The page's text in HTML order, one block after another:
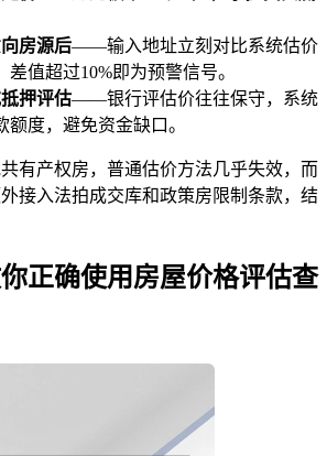
房源后——输入地址立刻对比系统估价
差值超过10%即为预警信号。
押评估——银行评估价往往保守，系统
额度，避免资金缺口。
有产权房，普通估价方法几乎失效，而
接入法拍成交库和政策房限制条款，结
正确使用房屋价格评估查